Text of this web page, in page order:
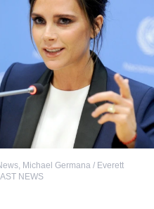
, Michael Germana / Everett
NEWS